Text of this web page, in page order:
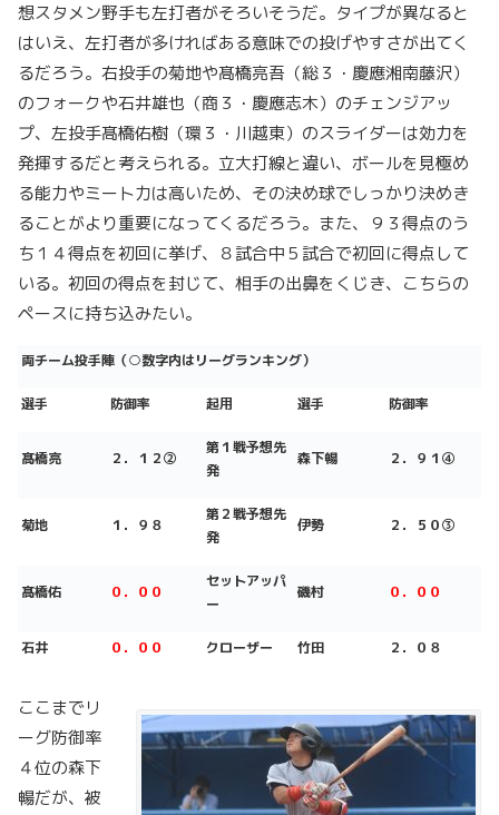
想スタメン野手も左打者がそろいそうだ。タイプが異なると
はいえ、左打者が多ければある意味での投げやすさが出てく
るだろう。右投手の菊地や髙橋亮吾（総３・慶應湘南藤沢）
のフォークや石井雄也（商３・慶應志木）のチェンジアッ
プ、左投手髙橋佑樹（環３・川越東）のスライダーは効力を
発揮するだと考えられる。立大打線と違い、ボールを見極め
る能力やミート力は高いため、その決め球でしっかり決めき
ることがより重要になってくるだろう。また、９３得点のう
ち１４得点を初回に挙げ、８試合中５試合で初回に得点して
いる。初回の得点を封じて、相手の出鼻をくじき、こちらの
ペースに持ち込みたい。
両チーム投手陣（○数字内はリーグランキング）
選手 防御率 起用 選手 防御率
髙橋亮 ２．１２②
第１戦予想先
発
森下暢 ２．９１④
菊地 １．９８
第２戦予想先
発
伊勢 ２．５０③
髙橋佑 ０．００
セットアッパ
ー
磯村 ０．００
石井 ０．００ クローザー 竹田 ２．０８
ここまでリ
ーグ防御率
４位の森下
暢だが、被